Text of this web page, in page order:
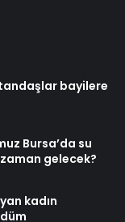
bayilere
Bursa’da su
gelecek?
kadın